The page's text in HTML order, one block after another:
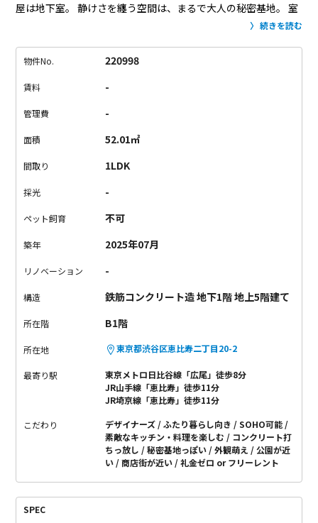
屋は地下室。 静けさを纏う空間は、まるで大人の秘密基地。
室
内は、白基調の内装に、コンクリートでスパイスを一匙。クー
て、飽きさせないデザインに胸が高鳴ります。
持ちになりました。
青い光に誘われて、広尾でセンスの良い暮
らしが始まります。
続きを読む
物件No. 220998
賃料 -
管理費 -
面積 52.01㎡
間取り 1LDK
採光 -
ペット飼育 不可
築年 2025年07月
リノベーション -
構造 鉄筋コンクリート造 地下1階 地上5階建て
所在階 B1階
所在地 東京都渋谷区恵比寿二丁目20-2
最寄り駅
東京メトロ日比谷線「広尾」徒歩8分
JR山手線「恵比寿」徒歩11分
JR埼京線「恵比寿」徒歩11分
こだわり デザイナーズ ふたり暮らし向き
SOHO可能
素敵なキッチン・料理を楽しむ
コンクリート打
ちっ放し
秘密基地っぽい 外観萌え
公園が近
い
商店街が近い 礼金ゼロ or フリーレント
SPEC